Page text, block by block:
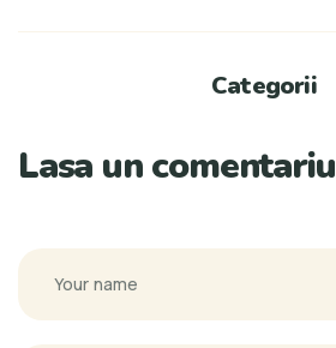
Categorii
Lasa un comentariu